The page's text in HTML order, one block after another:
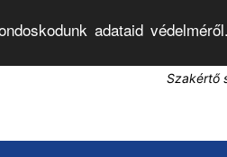
adataid
Szakértő